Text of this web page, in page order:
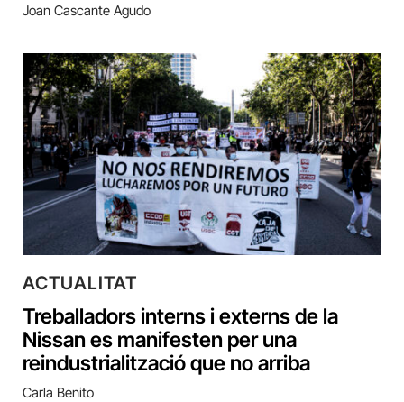
Joan Cascante Agudo
ACTUALITAT
Treballadors interns i externs de la
Nissan es manifesten per una
reindustrialització que no arriba
Carla Benito